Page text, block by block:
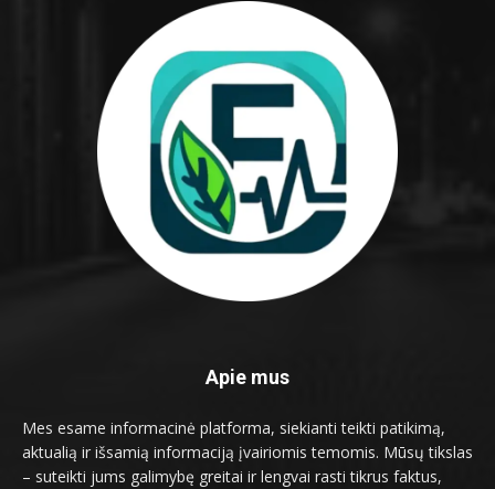
Apie mus
Mes esame informacinė platforma, siekianti teikti patikimą,
aktualią ir išsamią informaciją įvairiomis temomis. Mūsų tikslas
– suteikti jums galimybę greitai ir lengvai rasti tikrus faktus,